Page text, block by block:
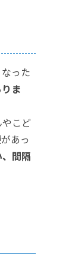
った
ま
こど
あっ
間隔